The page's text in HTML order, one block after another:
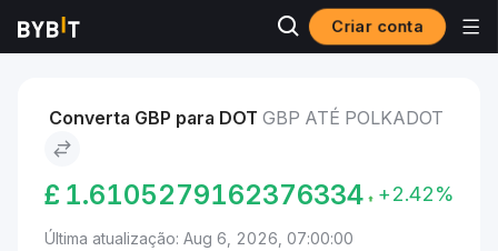
Criar conta
Mercados Preço de Polkadot DOT GBP to Polkadot
Converta GBP para DOT GBP ATÉ POLKADOT
£ 1.6105279162376334 +2.42%
Última atualização: Aug 6, 2026, 07:00:00